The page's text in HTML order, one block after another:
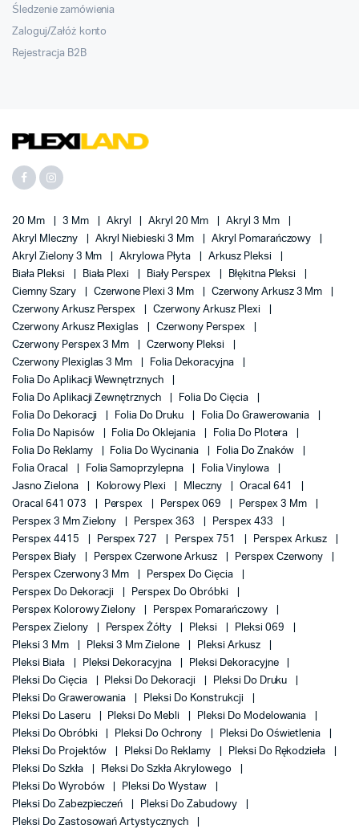
Śledzenie zamówienia
Zaloguj/Załóż konto
Rejestracja B2B
20 Mm 3 Mm Akryl Akryl 20 Mm
Akryl 3 Mm
Akryl Mleczny
Akryl Niebieski 3 Mm
Akryl Pomarańczowy
Akryl Zielony 3 Mm
Akrylowa Płyta
Arkusz Pleksi
Biała Pleksi
Biała Plexi Biały Perspex
Błękitna Pleksi
Ciemny Szary
Czerwone Plexi 3 Mm
Czerwony Arkusz 3 Mm
Czerwony Arkusz Perspex
Czerwony Arkusz Plexi
Czerwony Arkusz Plexiglas
Czerwony Perspex
Czerwony Perspex 3 Mm
Czerwony Pleksi
Czerwony Plexiglas 3 Mm
Folia Dekoracyjna
Folia Do Aplikacji Wewnętrznych
Folia Do Aplikacji Zewnętrznych
Folia Do Cięcia
Folia Do Dekoracji
Folia Do Druku
Folia Do Grawerowania
Folia Do Napisów
Folia Do Oklejania
Folia Do Plotera
Folia Do Reklamy
Folia Do Wycinania
Folia Do Znaków
Folia Oracal
Folia Samoprzylepna
Folia Vinylowa
Jasno Zielona
Kolorowy Plexi Mleczny
Oracal 641
Oracal 641 073
Perspex Perspex 069
Perspex 3 Mm
Perspex 3 Mm Zielony
Perspex 363
Perspex 433
Perspex 4415
Perspex 727 Perspex 751
Perspex Arkusz
Perspex Biały
Perspex Czerwone Arkusz
Perspex Czerwony
Perspex Czerwony 3 Mm
Perspex Do Cięcia
Perspex Do Dekoracji
Perspex Do Obróbki
Perspex Kolorowy Zielony
Perspex Pomarańczowy
Perspex Zielony
Perspex Żółty Pleksi
Pleksi 069
Pleksi 3 Mm
Pleksi 3 Mm Zielone
Pleksi Arkusz
Pleksi Biała
Pleksi Dekoracyjna
Pleksi Dekoracyjne
Pleksi Do Cięcia
Pleksi Do Dekoracji
Pleksi Do Druku
Pleksi Do Grawerowania
Pleksi Do Konstrukcji
Pleksi Do Laseru
Pleksi Do Mebli
Pleksi Do Modelowania
Pleksi Do Obróbki
Pleksi Do Ochrony
Pleksi Do Oświetlenia
Pleksi Do Projektów
Pleksi Do Reklamy
Pleksi Do Rękodzieła
Pleksi Do Szkła
Pleksi Do Szkła Akrylowego
Pleksi Do Wyrobów
Pleksi Do Wystaw
Pleksi Do Zabezpieczeń
Pleksi Do Zabudowy
Pleksi Do Zastosowań Artystycznych